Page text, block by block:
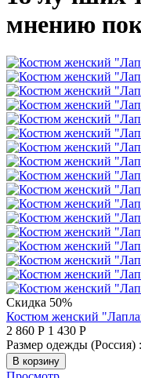
мнению
Скидка 50%
Костюм женский
2 860 Р 1 430 Р
Размер одежды (Россия) :
В корзину